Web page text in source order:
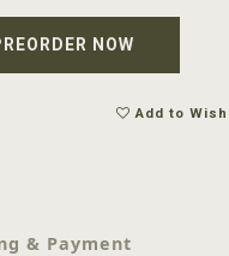
NOW
Add to
& Payment